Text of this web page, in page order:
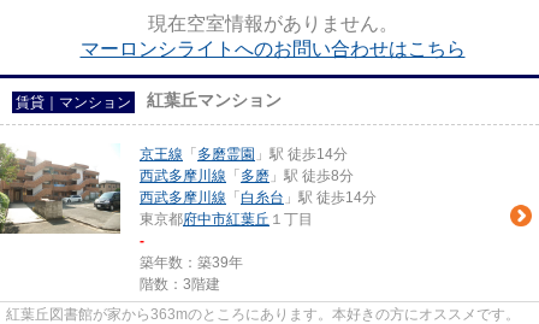
現在空室情報がありません。
マーロンシライトへのお問い合わせはこちら
賃貸｜マンション 紅葉丘マンション
京王線 「 多磨霊園 」駅 徒歩14分
西武多摩川線 「 多磨 」駅 徒歩8分
西武多摩川線 「 白糸台 」駅 徒歩14分
東京都府中市紅葉丘 １丁目
-
築年数：築39年
階数：3階建
紅葉丘図書館が家から363mのところにあります。本好きの方にオススメです。